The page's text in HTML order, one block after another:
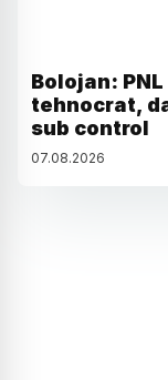
Bolojan:
tehnocrat,
sub control
07.08.2026